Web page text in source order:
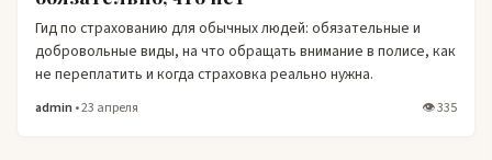
Гид по страхованию для обычных людей: обязательные и
добровольные виды, на что обращать внимание в полисе, как
не переплатить и когда страховка реально нужна.
admin • 23 апреля 👁 335